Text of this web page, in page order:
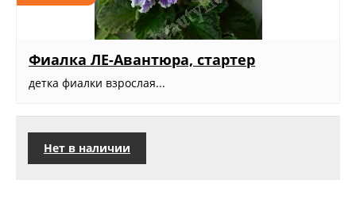
Фиалка ЛЕ-Авантюра, стартер
детка фиалки взрослая...
Нет в наличии